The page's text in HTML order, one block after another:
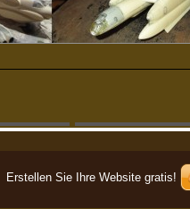
Erstellen Sie Ihre Website gratis!